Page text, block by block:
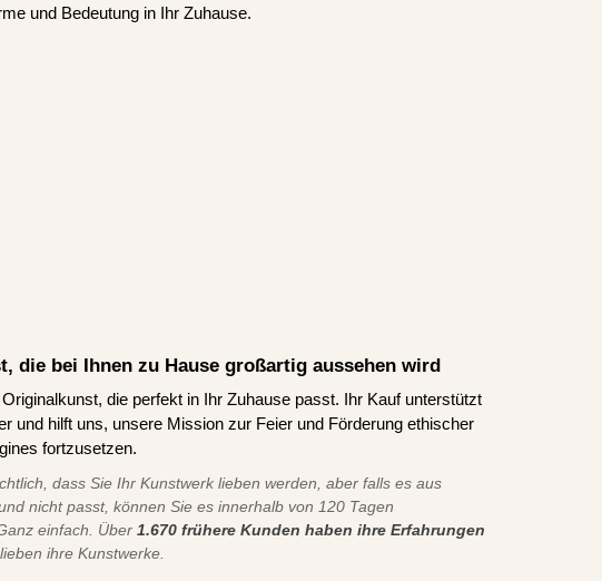
und Bedeutung in Ihr Zuhause.
die bei Ihnen zu Hause großartig aussehen wird
die perfekt in Ihr Zuhause passt. Ihr Kauf unterstützt
und hilft uns, unsere Mission zur Feier und Förderung ethischer
fortzusetzen.
dass Sie Ihr Kunstwerk lieben werden, aber falls es aus
nicht passt, können Sie es innerhalb von 120 Tagen
einfach. Über 1.670 frühere Kunden haben ihre Erfahrungen
ihre Kunstwerke.